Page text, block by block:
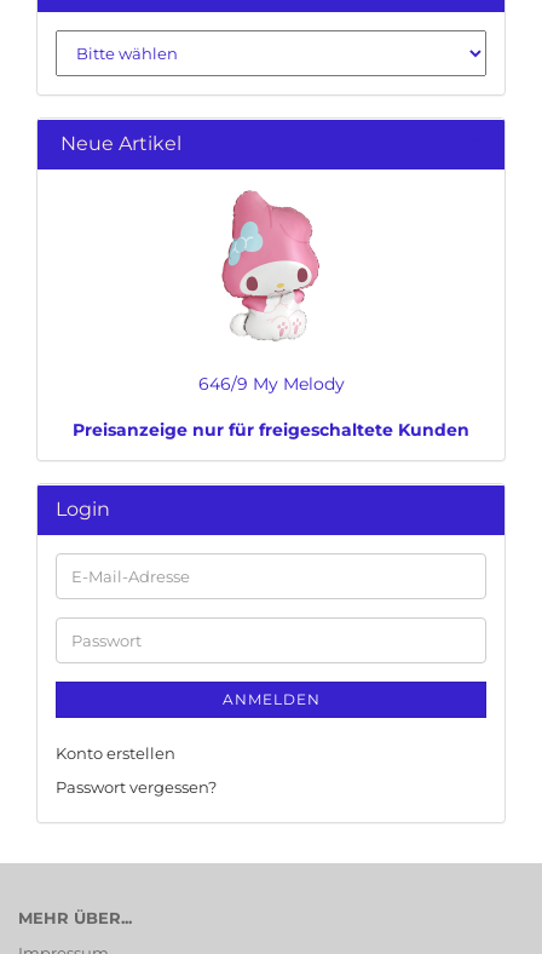
Neue Artikel
646/9 My Melody
Preisanzeige nur für freigeschaltete Kunden
Login
E-
Mail-
Adresse
Passwort
ANMELDEN
Konto erstellen
Passwort vergessen?
MEHR ÜBER...